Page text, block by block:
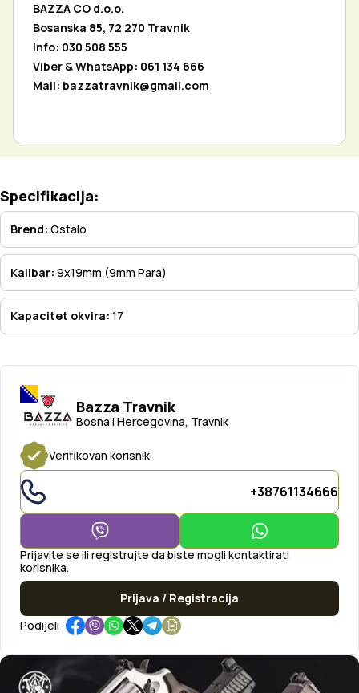
BAZZA CO d.o.o.
Bosanska 85, 72 270 Travnik
Info: 030 508 555
Viber & WhatsApp: 061 134 666
Mail: bazzatravnik@gmail.com
Bazza Travnik
Bosna i Hercegovina, Travnik
Verifikovan korisnik
+38761134666
Prijavite se ili registrujte da biste mogli kontaktirati
korisnika.
Prijava / Registracija
Podijeli
Specifikacija:
Brend: Ostalo
Kalibar: 9x19mm (9mm Para)
Kapacitet okvira: 17